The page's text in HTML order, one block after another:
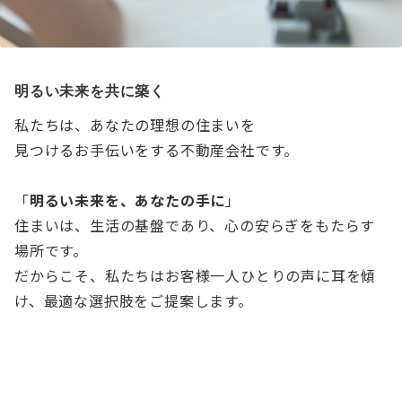
明るい未来を共に築く
私たちは、あなたの理想の住まいを
見つけるお手伝いをする不動産会社です。
「明るい未来を、あなたの手に 」
住まいは、生活の基盤であり、心の安らぎをもたらす
場所です。
だからこそ、私たちはお客様一人ひとりの声に耳を傾
け、最適な選択肢をご提案します。